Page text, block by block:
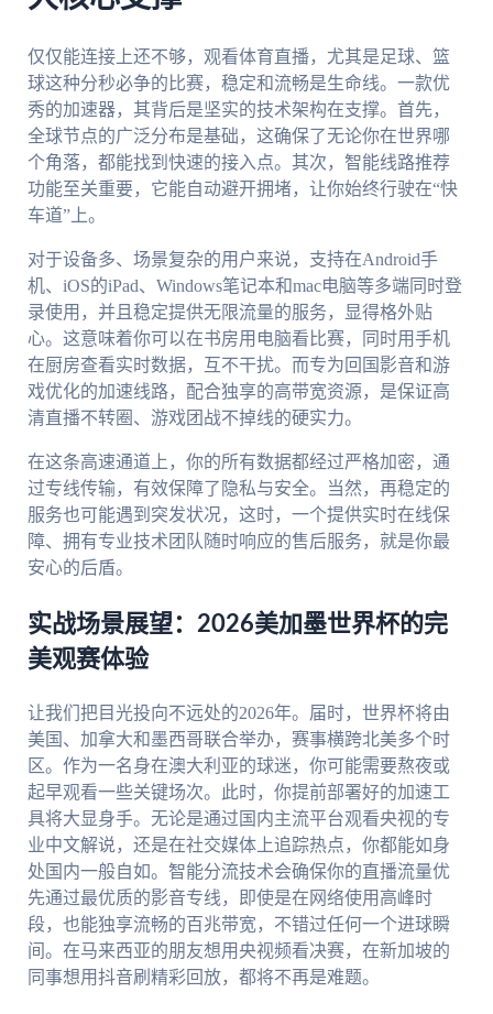
仅仅能连接上还不够，观看体育直播，尤其是足球、篮
球这种分秒必争的比赛，稳定和流畅是生命线。一款优
秀的加速器，其背后是坚实的技术架构在支撑。首先，
全球节点的广泛分布是基础，这确保了无论你在世界哪
个角落，都能找到快速的接入点。其次，智能线路推荐
功能至关重要，它能自动避开拥堵，让你始终行驶在“快
车道”上。
对于设备多、场景复杂的用户来说，支持在Android手
机、iOS的iPad、Windows笔记本和mac电脑等多端同时登
录使用，并且稳定提供无限流量的服务，显得格外贴
心。这意味着你可以在书房用电脑看比赛，同时用手机
在厨房查看实时数据，互不干扰。而专为回国影音和游
戏优化的加速线路，配合独享的高带宽资源，是保证高
清直播不转圈、游戏团战不掉线的硬实力。
在这条高速通道上，你的所有数据都经过严格加密，通
过专线传输，有效保障了隐私与安全。当然，再稳定的
服务也可能遇到突发状况，这时，一个提供实时在线保
障、拥有专业技术团队随时响应的售后服务，就是你最
安心的后盾。
实战场景展望：2026美加墨世界杯的完
美观赛体验
让我们把目光投向不远处的2026年。届时，世界杯将由
美国、加拿大和墨西哥联合举办，赛事横跨北美多个时
区。作为一名身在澳大利亚的球迷，你可能需要熬夜或
起早观看一些关键场次。此时，你提前部署好的加速工
具将大显身手。无论是通过国内主流平台观看央视的专
业中文解说，还是在社交媒体上追踪热点，你都能如身
处国内一般自如。智能分流技术会确保你的直播流量优
先通过最优质的影音专线，即使是在网络使用高峰时
段，也能独享流畅的百兆带宽，不错过任何一个进球瞬
间。在马来西亚的朋友想用央视频看决赛，在新加坡的
同事想用抖音刷精彩回放，都将不再是难题。